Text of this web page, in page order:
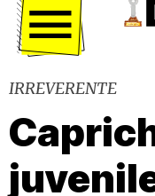
IRREVERENTE